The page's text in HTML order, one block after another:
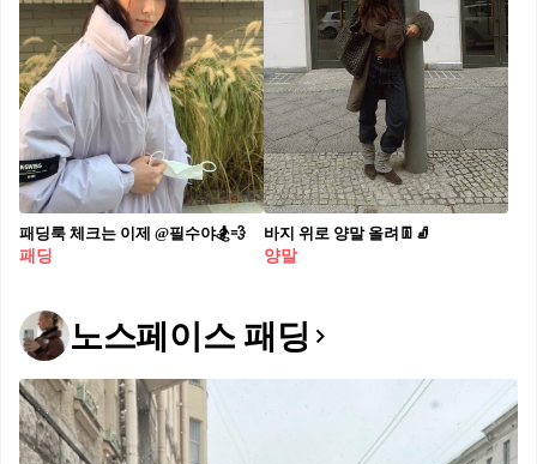
패딩룩 체크는 이제 @필수야🏂💨
패딩
바지 위로 양말 올려👖🧦
양말
노스페이스 패딩